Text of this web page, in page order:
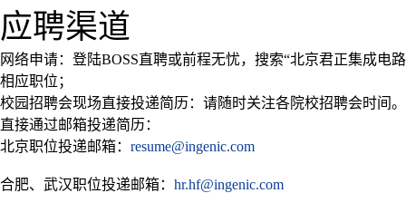
应聘渠道
网络申请：登陆BOSS直聘或前程无忧，搜索“北京君正集成电
相应职位；
校园招聘会现场直接投递简历：请随时关注各院校招聘会时间。
直接通过邮箱投递简历：
北京职位投递邮箱： resume@ingenic.com
合肥、武汉职位投递邮箱： hr.hf@ingenic.com